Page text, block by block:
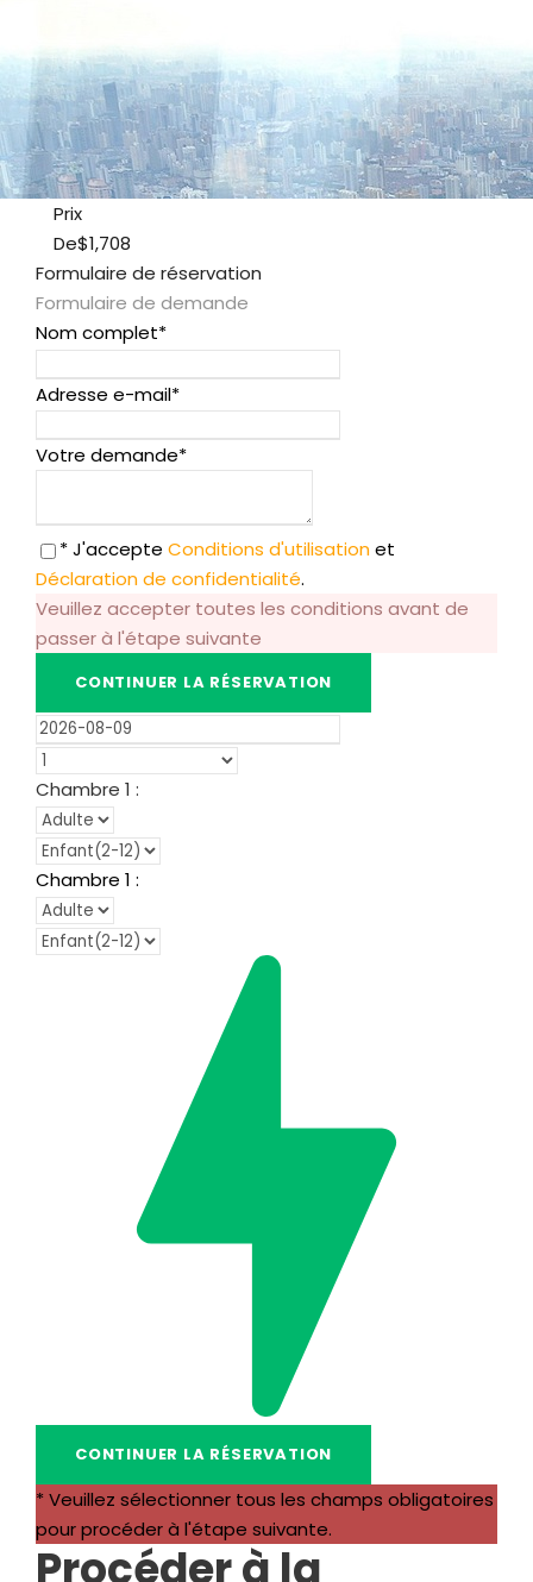
Prix
De$1,708
Formulaire de réservation
Formulaire de demande
Nom complet*
Adresse e-mail*
Votre demande*
* J'accepte Conditions d'utilisationet
Déclaration de confidentialité.
Veuillez accepter toutes les conditions avant de
passer à l'étape suivante
Chambre 1 :
Chambre 1 :
* Veuillez sélectionner tous les champs obligatoires
pour procéder à l'étape suivante.
Procéder à la